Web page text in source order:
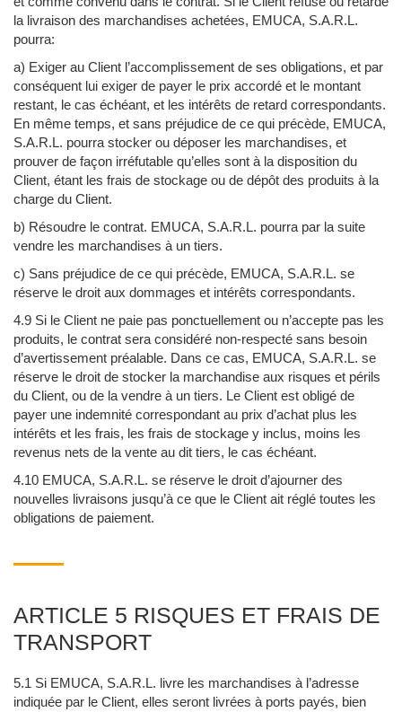
la livraison des marchandises achetées, EMUCA, S.A.R.L.
pourra:
a) Exiger au Client l’accomplissement de ses obligations, et par
conséquent lui exiger de payer le prix accordé et le montant
restant, le cas échéant, et les intérêts de retard correspondants.
En même temps, et sans préjudice de ce qui précède, EMUCA,
S.A.R.L. pourra stocker ou déposer les marchandises, et
prouver de façon irréfutable qu’elles sont à la disposition du
Client, étant les frais de stockage ou de dépôt des produits à la
charge du Client.
b) Résoudre le contrat. EMUCA, S.A.R.L. pourra par la suite
vendre les marchandises à un tiers.
c) Sans préjudice de ce qui précède, EMUCA, S.A.R.L. se
réserve le droit aux dommages et intérêts correspondants.
4.9 Si le Client ne paie pas ponctuellement ou n’accepte pas les
produits, le contrat sera considéré non-respecté sans besoin
d’avertissement préalable. Dans ce cas, EMUCA, S.A.R.L. se
réserve le droit de stocker la marchandise aux risques et périls
du Client, ou de la vendre à un tiers. Le Client est obligé de
payer une indemnité correspondant au prix d’achat plus les
intérêts et les frais, les frais de stockage y inclus, moins les
revenus nets de la vente au dit tiers, le cas échéant.
4.10 EMUCA, S.A.R.L. se réserve le droit d’ajourner des
nouvelles livraisons jusqu’à ce que le Client ait réglé toutes les
obligations de paiement.
ARTICLE 5 RISQUES ET FRAIS DE
TRANSPORT
5.1 Si EMUCA, S.A.R.L. livre les marchandises à l’adresse
indiquée par le Client, elles seront livrées à ports payés, bien